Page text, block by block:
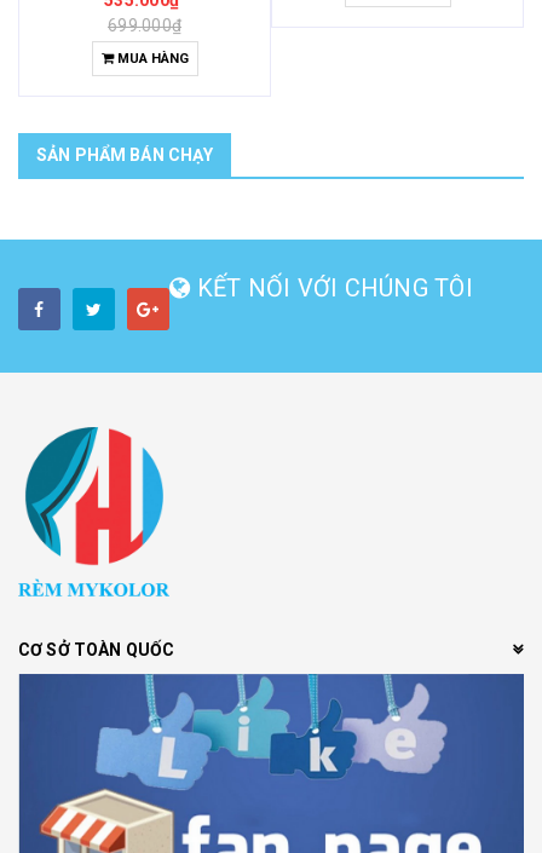
699.000₫
MUA HÀNG
SẢN PHẨM BÁN CHẠY
KẾT NỐI VỚI CHÚNG TÔI
CƠ SỞ TOÀN QUỐC